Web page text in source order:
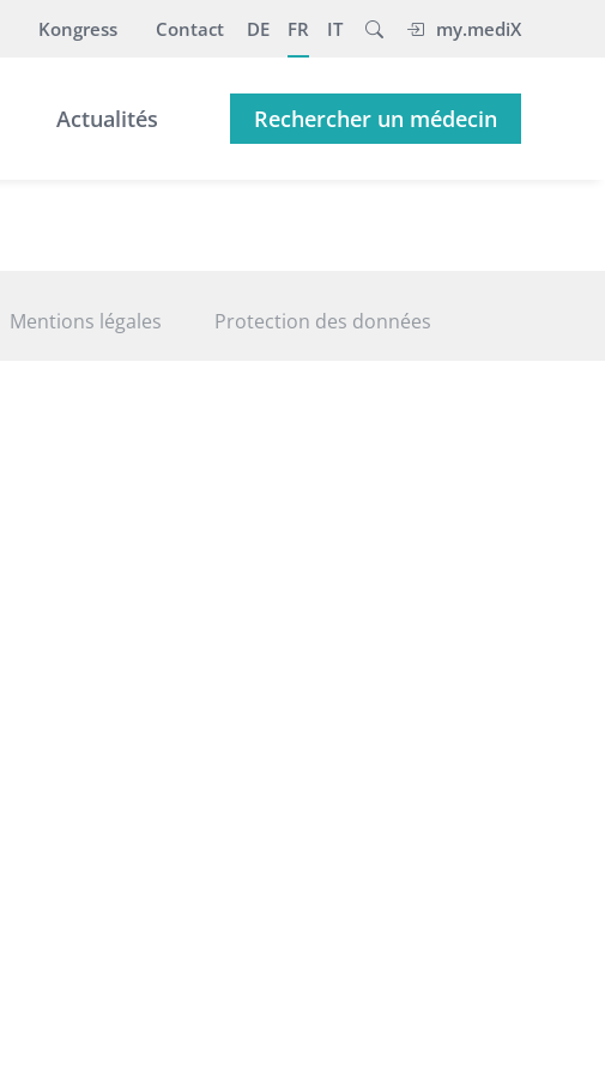
Kongress Contact DE FR IT my.mediX
Actualités Rechercher un médecin
Mentions légales Protection des données